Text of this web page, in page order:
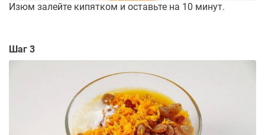
Изюм залейте кипятком и оставьте на 10 минут.
Шаг 3